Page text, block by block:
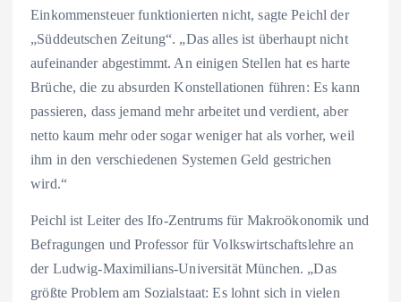
Einkommensteuer funktionierten nicht, sagte Peichl der
„Süddeutschen Zeitung“. „Das alles ist überhaupt nicht
aufeinander abgestimmt. An einigen Stellen hat es harte
Brüche, die zu absurden Konstellationen führen: Es kann
passieren, dass jemand mehr arbeitet und verdient, aber
netto kaum mehr oder sogar weniger hat als vorher, weil
ihm in den verschiedenen Systemen Geld gestrichen
wird.“
Peichl ist Leiter des Ifo-Zentrums für Makroökonomik und
Befragungen und Professor für Volkswirtschaftslehre an
der Ludwig-Maximilians-Universität München. „Das
größte Problem am Sozialstaat: Es lohnt sich in vielen